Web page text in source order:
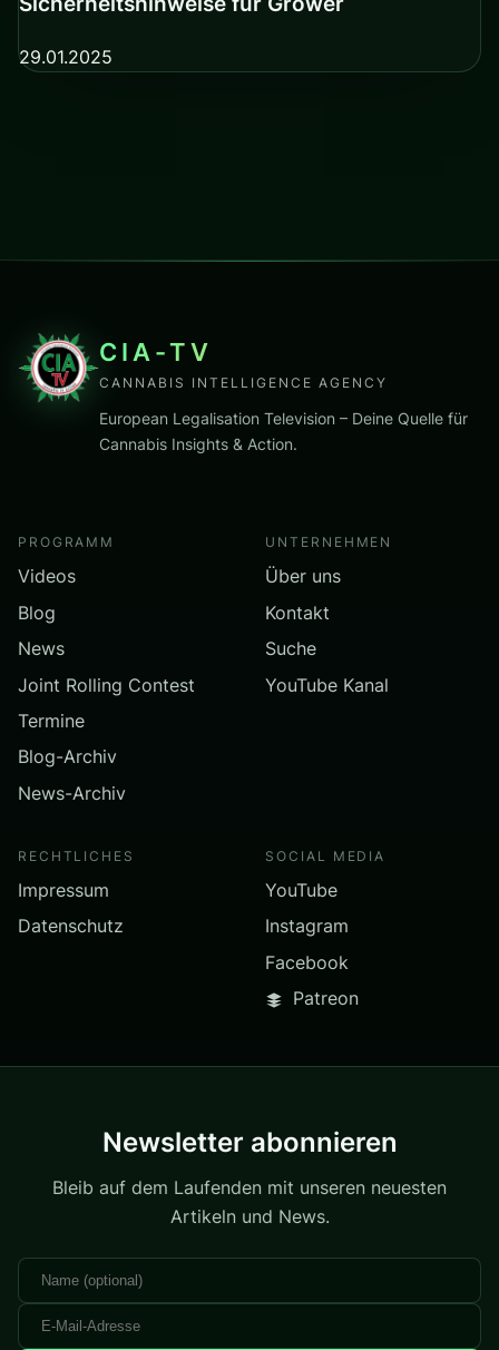
29.01.2025
CIA-TV
CANNABIS INTELLIGENCE AGENCY
European Legalisation Television – Deine Quelle für
Cannabis Insights & Action.
PROGRAMM
Videos
Blog
News
Joint Rolling Contest
Termine
Blog-Archiv
News-Archiv
UNTERNEHMEN
Über uns
Kontakt
Suche
YouTube Kanal
RECHTLICHES
Impressum
Datenschutz
SOCIAL MEDIA
YouTube
Instagram
Facebook
Patreon
Newsletter abonnieren
Bleib auf dem Laufenden mit unseren neuesten
Artikeln und News.